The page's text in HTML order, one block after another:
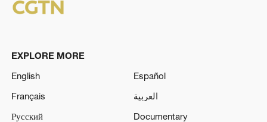
EXPLORE MORE
English
Español
Français
العربية
Русский
Documentary